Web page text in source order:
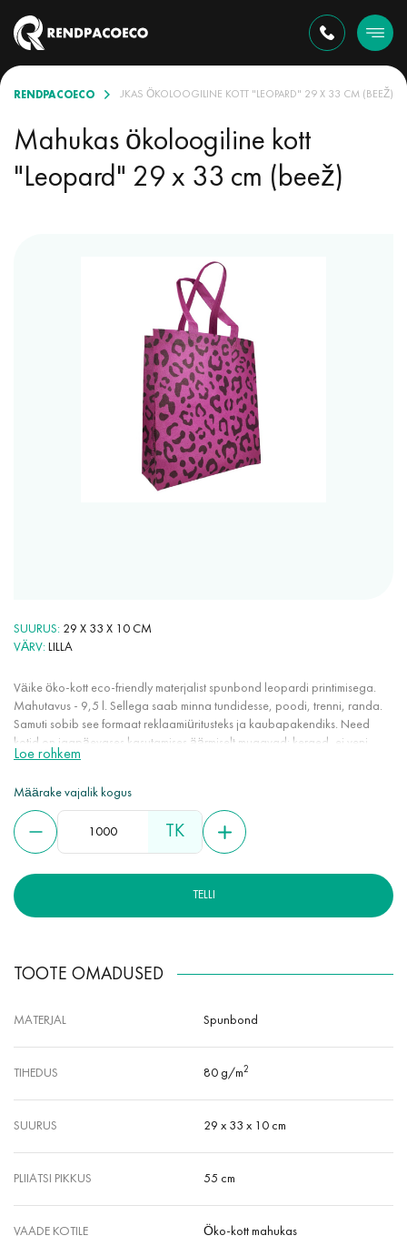
RENDPACOECO
VALIKUS MAHUKAS ÖKOLOOGILINE KOTT "LEOPARD" 29 X 33 CM (BEEŽ)
Mahukas ökoloogiline kott
"Leopard" 29 x 33 cm (beež)
SUURUS
29 X 33 X 10 CM
VÄRV
LILLA
Väike öko-kott eco-friendly materjalist spunbond leopardi printimisega.
Mahutavus - 9,5 l. Sellega saab minna tundidesse, poodi, trenni, randa.
Samuti sobib see formaat reklaamiüritusteks ja kaubapakendiks. Need
kotid on igapäevases kasutamises äärmiselt mugavad: kerged, ei veni
välja, ei kortsu, võtavad vähe ruumi, hoiavad värvi hästi, ei elektriseeru.
valmistatud taastuvatest ressurssidest, ei kahjusta keskkonda lagunedes.
Lisaks on see väga vastupidav, mittetoksiline, hüpoallergeenne, niiskus- ja
kuumakindel.
Loe rohkem
Määrake vajalik kogus
TK
TELLI
TOOTE OMADUSED
MATERJAL Spunbond
TIHEDUS 80 g/m2
SUURUS 29 x 33 x 10 cm
PLIIATSI PIKKUS 55 cm
VAADE KOTILE Öko-kott mahukas